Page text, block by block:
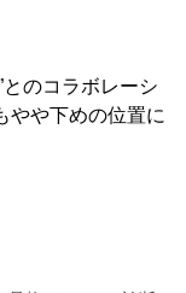
のコラボレーシ
やや下めの位置に